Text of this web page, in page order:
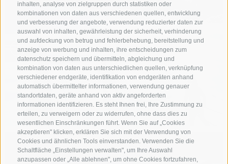
inhalten, analyse von zielgruppen durch statistiken oder
kombinationen von daten aus verschiedenen quellen, entwicklung
und verbesserung der angebote, verwendung reduzierter daten zur
auswahl von inhalten, gewährleistung der sicherheit, verhinderung
und aufdeckung von betrug und fehlerbehebung, bereitstellung und
anzeige von werbung und inhalten, ihre entscheidungen zum
datenschutz speichern und übermitteln, abgleichung und
kombination von daten aus unterschiedlichen quellen, verknüpfung
verschiedener endgeräte, identifikation von endgeräten anhand
automatisch übermittelter informationen, verwendung genauer
standortdaten, geräte anhand von aktiv angeforderten
informationen identifizieren. Es steht Ihnen frei, Ihre Zustimmung zu
erteilen, zu verweigern oder zu widerrufen, ohne dass dies zu
wesentlichen Einschränkungen führt. Wenn Sie auf „Cookies
akzeptieren" klicken, erklären Sie sich mit der Verwendung von
Cookies und ähnlichen Tools einverstanden. Verwenden Sie die
Schaltfläche „Einstellungen verwalten", um Ihre Auswahl
anzupassen oder „Alle ablehnen", um ohne Cookies fortzufahren,